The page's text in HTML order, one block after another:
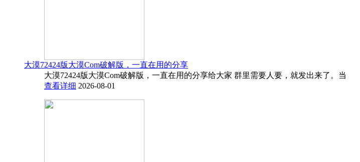
大漠72424版大漠Com破解版，一直在用的分享
大漠72424版大漠Com破解版，一直在用的分享给大家 群里需要人要，就发出来了。当
查看详细 2026-08-01